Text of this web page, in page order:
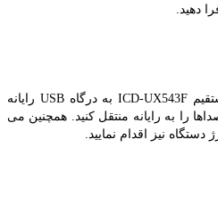
دهید.
به سادگی می توانید با اتصال مستقیم ICD-UX543F به درگاه USB رایانه
را به رایانه منتقل کنید. همچنین می
نیز اقدام نمایید.